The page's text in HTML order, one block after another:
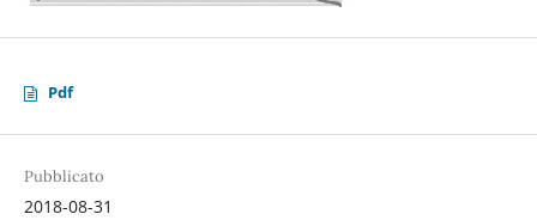
Pdf
Pubblicato
2018-08-31